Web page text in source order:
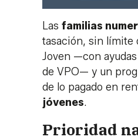
Las familias
tasación, sin límite
Joven —con
de VPO— y un
de lo pagado en
jóvenes.
Prioridad